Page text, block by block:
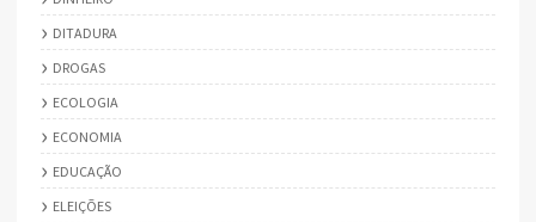
DITADURA
DROGAS
ECOLOGIA
ECONOMIA
EDUCAÇÃO
ELEIÇÕES